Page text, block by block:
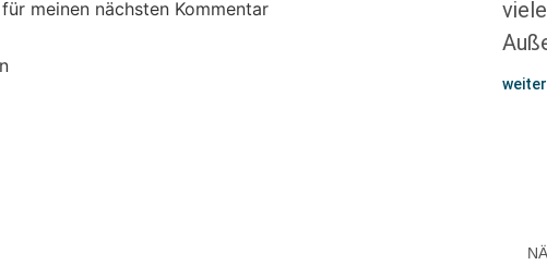
meinen nächsten Kommentar